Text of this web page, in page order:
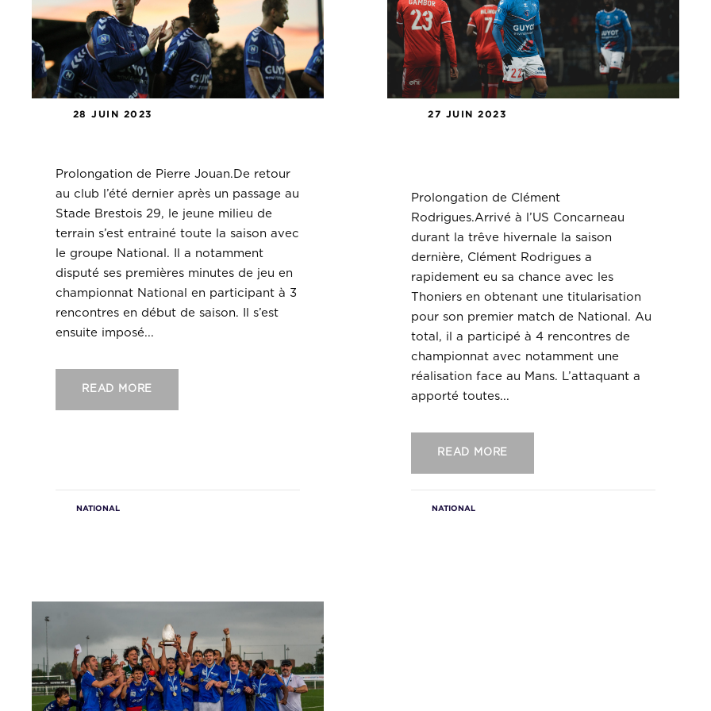
28 JUIN 2023
Prolongation de Pierre Jouan.De retour
au club l’été dernier après un passage au
Stade Brestois 29, le jeune milieu de
terrain s’est entrainé toute la saison avec
le groupe National. Il a notamment
disputé ses premières minutes de jeu en
championnat National en participant à 3
rencontres en début de saison. Il s’est
ensuite imposé...
READ MORE
NATIONAL
27 JUIN 2023
Prolongation de Clément
Rodrigues.Arrivé à l’US Concarneau
durant la trêve hivernale la saison
dernière, Clément Rodrigues a
rapidement eu sa chance avec les
Thoniers en obtenant une titularisation
pour son premier match de National. Au
total, il a participé à 4 rencontres de
championnat avec notamment une
réalisation face au Mans. L’attaquant a
apporté toutes...
READ MORE
NATIONAL